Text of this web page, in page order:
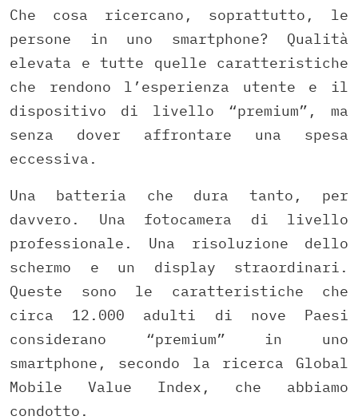
Che cosa ricercano, soprattutto, le
persone in uno smartphone? Qualità
elevata e tutte quelle caratteristiche
che rendono l’esperienza utente e il
dispositivo di livello “premium”, ma
senza dover affrontare una spesa
eccessiva.
Una batteria che dura tanto, per
davvero. Una fotocamera di livello
professionale. Una risoluzione dello
schermo e un display straordinari.
Queste sono le caratteristiche che
circa 12.000 adulti di nove Paesi
considerano “premium” in uno
smartphone, secondo la ricerca Global
Mobile Value Index, che abbiamo
condotto.